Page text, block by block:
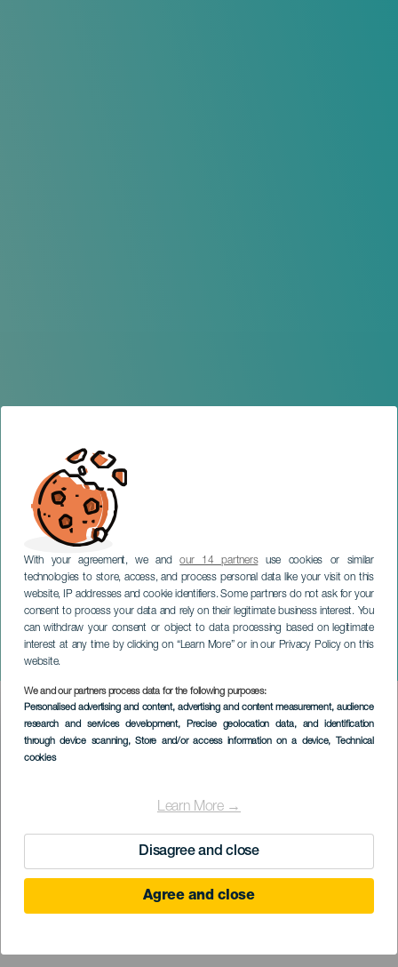
With your agreement, we andour 14 partnersuse cookies or similar
technologies to store, access, and process personal data like your visit on this
website, IP addresses and cookie identifiers. Some partners do not ask for your
consent to process your data and rely on their legitimate business interest. You
can withdraw your consent or object to data processing based on legitimate
interest at any time by clicking on “Learn More” or in our Privacy Policy on this
website.
We and our partners process data for the following purposes:
Personalised advertising and content, advertising and content measurement, audience
research and services development, Precise geolocation data, and identification
through device scanning, Store and/or access information on a device, Technical
cookies
Learn More →
Disagree and close
Agree and close
Antonia San Juan: La ropa
vieja de Cuca
TENERIFE
Imagen
Listado